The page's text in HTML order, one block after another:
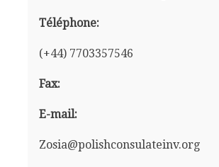
Téléphone:
(+44) 7703357546
Fax:
E-mail:
Zosia@polishconsulateinv.org